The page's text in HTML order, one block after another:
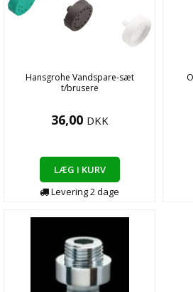
Hansgrohe Vandspare-sæt
t/brusere
36,00 DKK
LÆG I KURV
Levering2dage